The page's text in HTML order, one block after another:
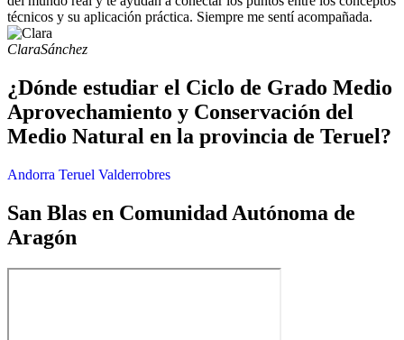
técnicos y su aplicación práctica. Siempre me sentí acompañada.
ClaraSánchez
¿Dónde estudiar el Ciclo de Grado Medio
Aprovechamiento y Conservación del
Medio Natural en la provincia de Teruel?
Andorra Teruel Valderrobres
San Blas en Comunidad Autónoma de
Aragón